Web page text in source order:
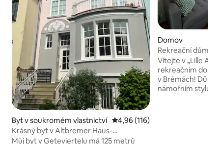
Byt v soukromém vlastnictví Průměrné hodnocení 4,96 z 5,
4,96 (116)
Krásný byt v Altbremer Haus-
standardně uklizený
Můj byt v Geteviertelu má 125 metrů
Domov
Rekreační dům
Vítejte v „Lille
rekreačním domě
v Brémách! Dům
námořním stylu,